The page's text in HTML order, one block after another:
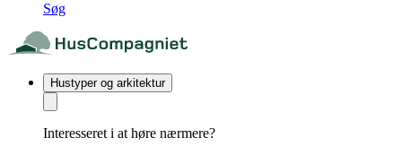
Søg
Hustyper og arkitektur
Interesseret i at høre nærmere?